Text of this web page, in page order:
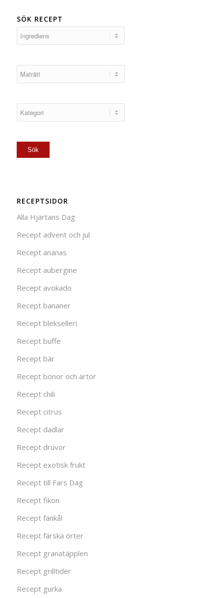
SÖK RECEPT
RECEPTSIDOR
Alla Hjärtans Dag
Recept advent och jul
Recept ananas
Recept aubergine
Recept avokado
Recept bananer
Recept blekselleri
Recept buffe
Recept bär
Recept bönor och ärtor
Recept chili
Recept citrus
Recept dadlar
Recept druvor
Recept exotisk frukt
Recept till Fars Dag
Recept fikon
Recept fänkål
Recept färska örter
Recept granatäpplen
Recept grilltider
Recept gurka